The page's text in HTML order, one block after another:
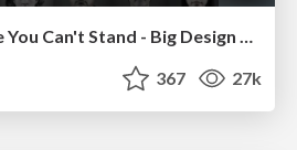
Dealing with People You Can't Stand - Big Design 2015
367 27k